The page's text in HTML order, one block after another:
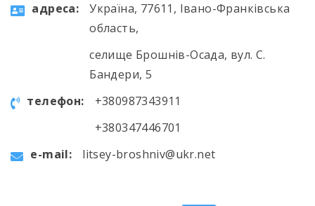
aдресa:
Україна, 77611, Івано-Франківська
область,
селище Брошнів-Осада, вул. С.
Бандери, 5
телефон:
+380987343911
+380347446701
e-mail:
litsey-broshniv@ukr.net